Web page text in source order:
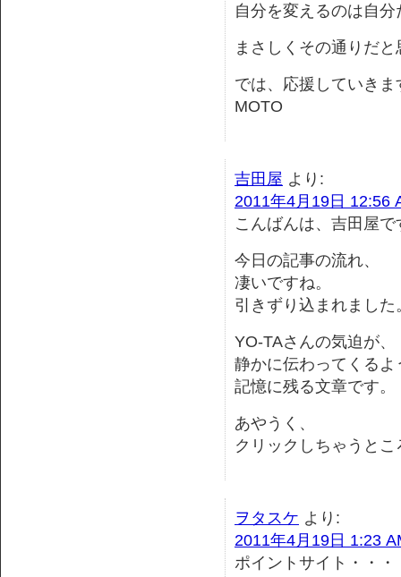
自分を変えるのは自分
まさしくその通りだ
では、応援していきま
MOTO
吉田屋 より:
2011年4月19日 12:56
こんばんは、吉田屋で
今日の記事の流れ、
凄いですね。
引きずり込まれました
YO-TAさんの気迫が、
静かに伝わってくるよ
記憶に残る文章です。
あやうく、
クリックしちゃうと
ヲタスケ より:
2011年4月19日 1:23
ポイントサイト・・・